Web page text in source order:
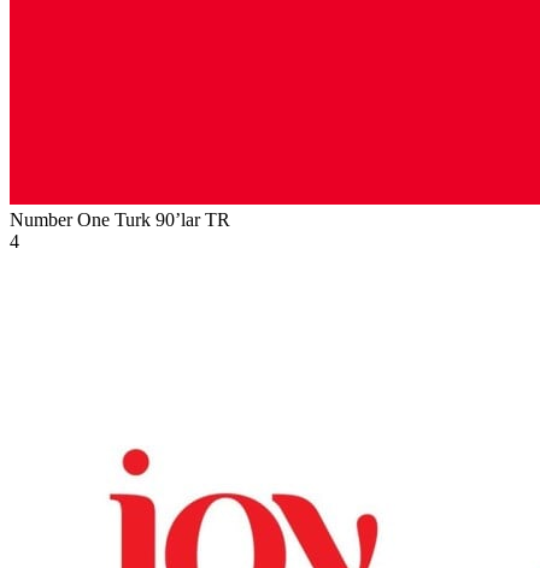
Number One Turk 90’lar TR
4